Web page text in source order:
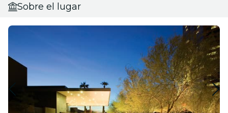
Sobre el lugar